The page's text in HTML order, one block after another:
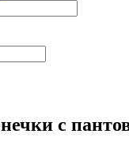
с